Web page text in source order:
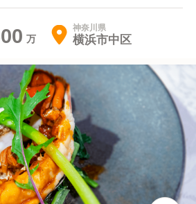
セプトで、ジャンルにとら
続ける企業 近年大手企業
りました
神奈川県
横浜市中区